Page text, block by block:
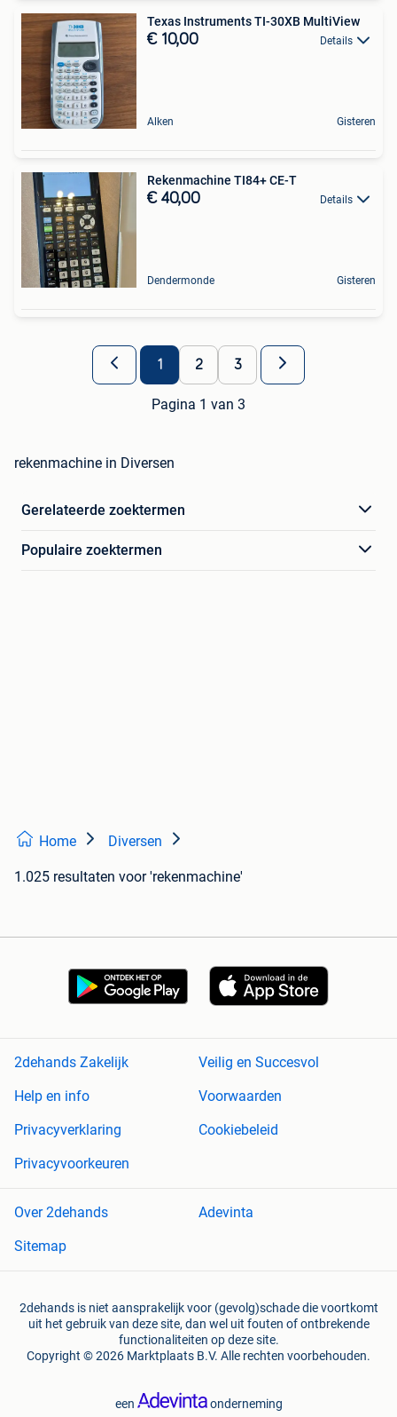
Texas Instruments TI-30XB MultiView
€ 10,00 Details
Alken Gisteren
Rekenmachine TI84+ CE-T
€ 40,00 Details
Dendermonde Gisteren
1 2 3
Pagina 1 van 3
rekenmachine in Diversen
Gerelateerde zoektermen
Populaire zoektermen
Home Diversen
1.025 resultaten voor 'rekenmachine'
2dehands Zakelijk
Veilig en Succesvol
Help en info
Voorwaarden
Privacyverklaring
Cookiebeleid
Privacyvoorkeuren
Over 2dehands
Adevinta
Sitemap
2dehands is niet aansprakelijk voor (gevolg)schade die voortkomt
uit het gebruik van deze site, dan wel uit fouten of ontbrekende
functionaliteiten op deze site.
Copyright © 2026 Marktplaats B.V. Alle rechten voorbehouden.
een onderneming